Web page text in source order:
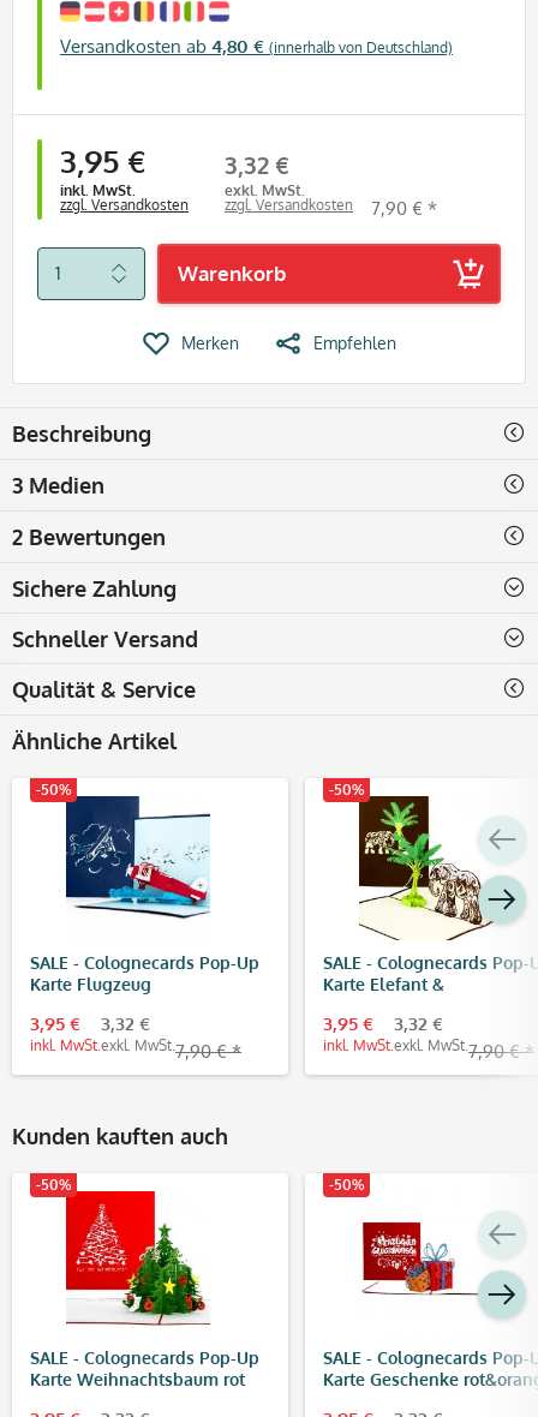
Versandkosten ab 4,80 € (innerhalb von Deutschland)
3,95 €
inkl. MwSt.
zzgl. Versandkosten
3,32 €
exkl. MwSt.
zzgl. Versandkosten
7,90 € *
Warenkorb
Merken Empfehlen
Beschreibung
3 Medien
2 Bewertungen
Sichere Zahlung
Schneller Versand
Qualität & Service
Ähnliche Artikel
-50%
SALE - Colognecards Pop-Up
Karte Flugzeug
3,95 €
inkl. MwSt.
3,32 €
exkl. MwSt. 7,90 € *
-50%
SALE - Colognecards Pop-
Karte Elefant &
3,95 €
inkl. MwSt.
3,32 €
exkl. MwSt. 7,90 € *
Kunden kauften auch
-50%
SALE - Colognecards Pop-Up
Karte Weihnachtsbaum rot
-50%
SALE - Colognecards Pop-
Karte Geschenke